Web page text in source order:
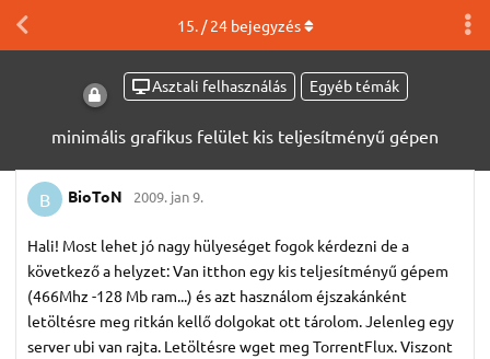
Asztali felhasználás Egyéb témák
minimális grafikus felület kis teljesítményű gépen
15. /24bejegyzés
B BioToN 2009. jan 9.
Hali! Most lehet jó nagy hülyeséget fogok kérdezni de a
következő a helyzet: Van itthon egy kis teljesítményű gépem
(466Mhz -128 Mb ram...) és azt használom éjszakánként
letöltésre meg ritkán kellő dolgokat ott tárolom. Jelenleg egy
server ubi van rajta. Letöltésre wget meg TorrentFlux. Viszont